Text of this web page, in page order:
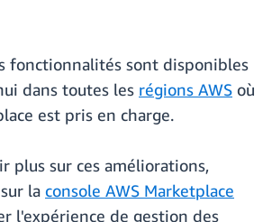
fonctionnalités sont disponibles
dans toutes les régions AWS où
est pris en charge.
plus sur ces améliorations,
la console AWS Marketplace
l'expérience de gestion des